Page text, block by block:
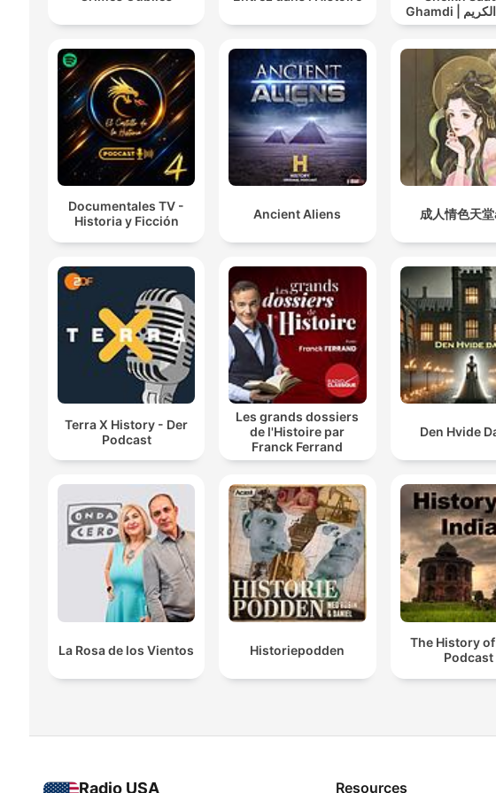
Ghamdi | القران الكريم
الغامدي
Documentales TV -
Historia y Ficción
Ancient Aliens 成人情色天
Terra X History - Der
Podcast
Les grands dossiers
de l'Histoire par
Franck Ferrand
Den Hvide
La Rosa de los Vientos Historiepodden
The History
Podcast
Radio USA Resources